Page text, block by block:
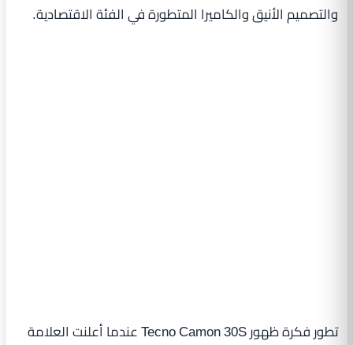
والتصميم الأنيق والكاميرا المتطورة في الفئة الاقتصادية.
تطور فكرة ظهور Tecno Camon 30S عندما أعلنت العلامة